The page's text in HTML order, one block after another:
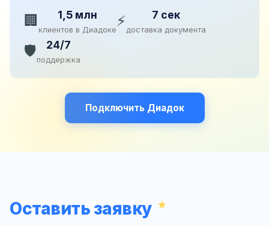
🏢 1,5 млн
клиентов в Диадоке⚡ 7 сек
доставка документа
🛡️ 24/7
поддержка
Подключить Диадок
Оставить заявку